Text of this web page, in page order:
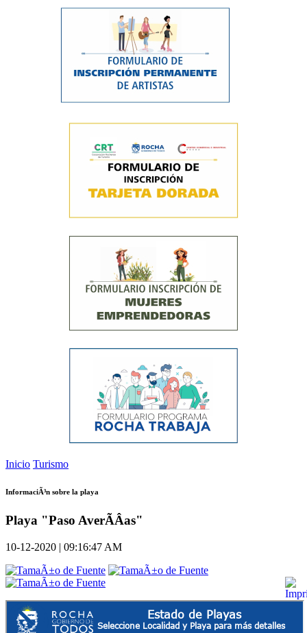
Inicio Turismo
InformaciÃ³n sobre la playa
Playa "Paso AverÃ­Â­as"
10-12-2020 | 09:16:47 AM